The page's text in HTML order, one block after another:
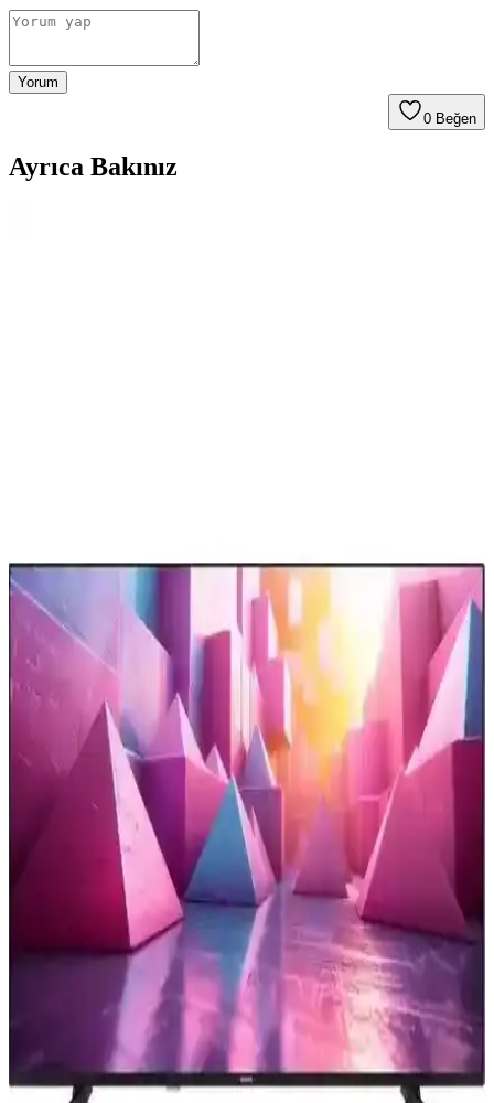
Yorum
0 Beğen
Ayrıca Bakınız
Bağlantısında Görüntü Çözünürlüğü Sorunları ve
Çözümleri
Laptop ve televizyon arasında HDMI bağlantısında yaşanan görüntü
çözünürlüğü sorunları, ekran modları, çözünürlük ayarları, HDMI
kablosu kalitesi ve televizyon ölçeklendirme seçenekleriyle
giderilebilir.
Televizyon Dizilerinde Oyuncu Maaşları ve Gelirleri:
Güncel Durum ve Trendler
Televizyon dizilerinde oyuncuların kazançları, sektörün dinamikleri
ve popülerliğe göre değişiklik gösterir. Güncel ücretler ve trendler
hakkında detaylı bilgi içerir.
Samsung 55CU7000 ve 65U8000F Karşılaştırması:
Ekran Boyutu ve Özellikler Analizi
İki Samsung televizyon modeli olan 55CU7000 ve 65U8000F'in
ekran, çözünürlük, ses, bağlantı ve akıllı özellikleri detaylı
karşılaştırmasıyla en uygun seçimi yapın.
Homatics 4K TV Stick ile Yüksek Kaliteli Eğlence
Deneyimini Evinize Taşıyın